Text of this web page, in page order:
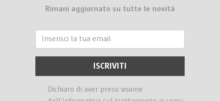
Rimani aggiornato su tutte le novitá
Dichiaro di aver preso visione